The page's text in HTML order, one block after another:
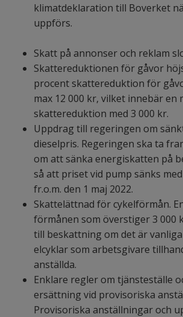
klimatdeklaration till Boverket
uppförs.
Skatt på annonser och reklam
Skattereduktionen för gåvor
procent skattereduktion för
max 12 000 kr, vilket innebär en
skattereduktion med 3 000 kr.
Uppdrag till regeringen om
dieselpris. Regeringen ska ta
om att sänka energiskatten på
så att priset vid pump sänks
fr.o.m. den 1 maj 2022.
Skattelättnad för cykelförmån.
förmånen som överstiger 3 000
till beskattning om det är
elcyklar som arbetsgivare
anställda.
Enklare regler om tjänsteställe
ersättning vid provisoriska
Provisoriska anställningar och